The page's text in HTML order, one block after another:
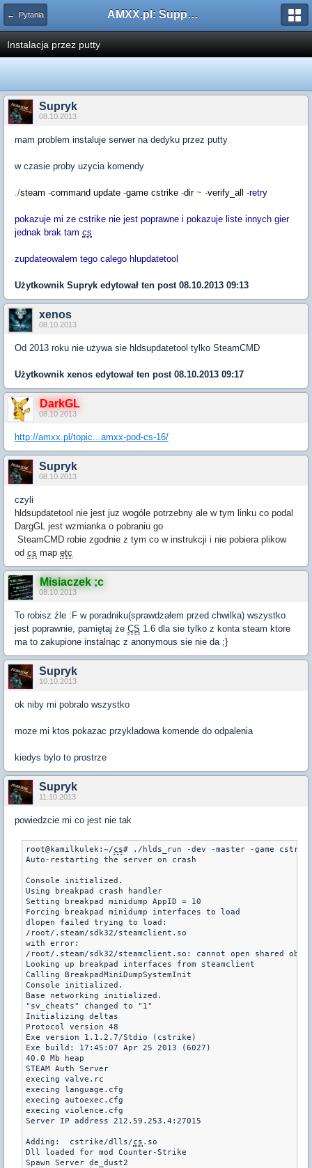
← Pytania AMXX.pl: Support AMX Mod X i SourceMod
Instalacja przez putty
Supryk
08.10.2013
mam problem instaluje serwer na dedyku przez putty
w czasie proby uzycia komendy
./steam -command update -game cstrike -dir ~ -verify_all -retry
pokazuje mi ze cstrike nie jest poprawne i pokazuje liste innych gier
jednak brak tam cs
zupdateowalem tego calego hlupdatetool
Użytkownik Supryk edytował ten post 08.10.2013 09:13
xenos
08.10.2013
Od 2013 roku nie używa sie hldsupdatetool tylko SteamCMD
Użytkownik xenos edytował ten post 08.10.2013 09:17
DarkGL
08.10.2013
http://amxx.pl/topic...amxx-pod-cs-16/
Supryk
08.10.2013
czyli
hldsupdatetool nie jest juz wogóle potrzebny ale w tym linku co podal
DargGL jest wzmianka o pobraniu go
SteamCMD robie zgodnie z tym co w instrukcji i nie pobiera plikow
od cs map etc
Misiaczek ;c
08.10.2013
To robisz źle :F w poradniku(sprawdzałem przed chwilka) wszystko
jest poprawnie, pamiętaj że CS 1.6 dla sie tylko z konta steam ktore
ma to zakupione instalnąc z anonymous sie nie da ;}
Supryk
10.10.2013
ok niby mi pobralo wszystko
moze mi ktos pokazac przykladowa komende do odpalenia
kiedys bylo to prostrze
Supryk
11.10.2013
powiedzcie mi co jest nie tak
root@kamilkulek:~/cs# ./hlds_run -dev -master -game cstrike
Auto-restarting the server on crash
Console initialized.
Using breakpad crash handler
Setting breakpad minidump AppID = 10
Forcing breakpad minidump interfaces to load
dlopen failed trying to load:
/root/.steam/sdk32/steamclient.so
with error:
/root/.steam/sdk32/steamclient.so: cannot open shared
Looking up breakpad interfaces from steamclient
Calling BreakpadMiniDumpSystemInit
Console initialized.
Base networking initialized.
"sv_cheats" changed to "1"
Initializing deltas
Protocol version 48
Exe version 1.1.2.7/Stdio (cstrike)
Exe build: 17:45:07 Apr 25 2013 (6027)
40.0 Mb heap
STEAM Auth Server
execing valve.rc
execing language.cfg
execing autoexec.cfg
execing violence.cfg
Server IP address 212.59.253.4:27015
Adding:  cstrike/dlls/cs .so
Dll loaded for mod Counter-Strike
Spawn Server de_dust2